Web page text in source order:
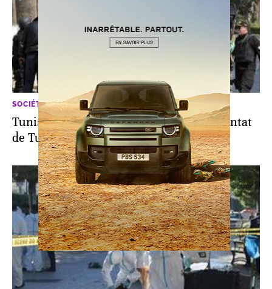
SOCIÉTÉ
Tunisie: le cerveau du récent double attentat
de Tunis tué